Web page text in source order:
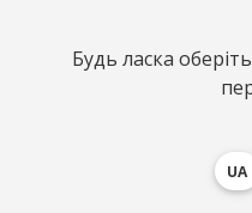
Будь ласка
UA